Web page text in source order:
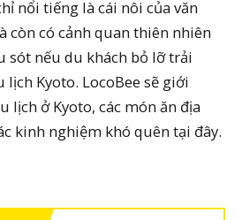
nổi tiếng là cái nôi của văn
còn có cảnh quan thiên nhiên
sót nếu du khách bỏ lỡ trải
Kyoto. LocoBee sẽ giới
lịch ở Kyoto, các món ăn địa
kinh nghiệm khó quên tại đây.